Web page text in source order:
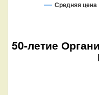
Средняя цена
50-летие